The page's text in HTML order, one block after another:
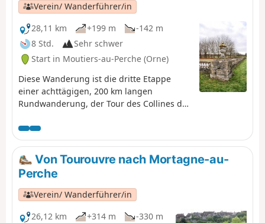
Verein/ Wanderführer/in
28,11 km
+199 m
-142 m
8 Std.
Sehr schwer
Start in Moutiers-au-Perche (Orne)
Diese Wanderung ist die dritte Etappe
einer achttägigen, 200 km langen
Rundwanderung, der Tour des Collines du
Moutiers-au-Perche oberhalb der Kirche
und führt sofort in den Wald, dann durch
ein schönes Tal und einen langen
Waldabschnitt bis zur Getreideebene des
Eure-Tals. Anschließend erreicht sie die
Wälder von Neuilly und La Ferté-Vidame,
die sie durchquert, um die kleine Stadt La
Ferté-Vidame zu erreichen.
Von Tourouvre nach Mortagne-au-
Perche
Verein/ Wanderführer/in
26,12 km
+314 m
-330 m